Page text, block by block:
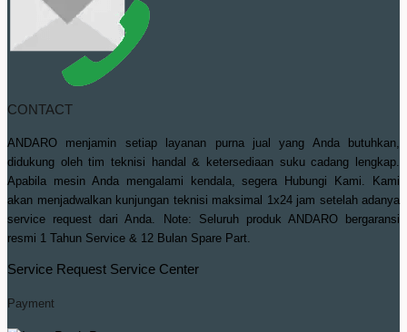
CONTACT
ANDARO menjamin setiap layanan purna jual yang Anda butuhkan,
didukung oleh tim teknisi handal & ketersediaan suku cadang lengkap.
Apabila mesin Anda mengalami kendala, segera Hubungi Kami. Kami
akan menjadwalkan kunjungan teknisi maksimal 1x24 jam setelah adanya
service request dari Anda. Note: Seluruh produk ANDARO bergaransi
resmi 1 Tahun Service & 12 Bulan Spare Part.
Service Request Service Center
Payment